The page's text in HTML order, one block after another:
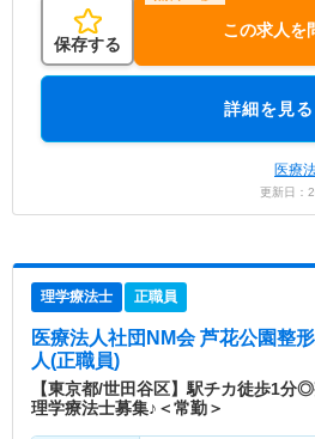
保存する
この求人を
詳細を見る
医療
更新日：
理学療法士 正職員
医療法人社団NM会 芦花公園整
人(正職員)
【東京都/世田谷区】駅チカ徒歩1分
理学療法士募集♪＜常勤＞